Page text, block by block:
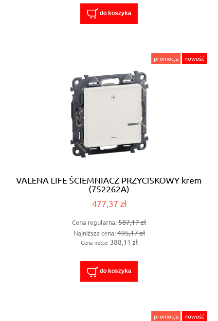
do koszyka
VALENA LIFE ŚCIEMNIACZ PRZYCISKOWY krem
(752262A)
477,37 zł
Cena regularna:587,17 zł
Najniższa cena:495,17 zł
Cena netto: 388,11 zł
do koszyka
promocja nowość
promocja nowość